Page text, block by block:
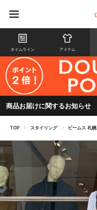
タイムライン アイテム
商品お届けに関するお知らせ
TOP > スタイリング > ビームス 札幌